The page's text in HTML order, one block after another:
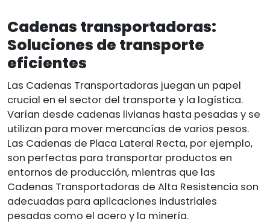
Cadenas transportadoras:
Soluciones de transporte
eficientes
Las Cadenas Transportadoras juegan un papel
crucial en el sector del transporte y la logística.
Varían desde cadenas livianas hasta pesadas y se
utilizan para mover mercancías de varios pesos.
Las Cadenas de Placa Lateral Recta, por ejemplo,
son perfectas para transportar productos en
entornos de producción, mientras que las
Cadenas Transportadoras de Alta Resistencia son
adecuadas para aplicaciones industriales
pesadas como el acero y la minería.